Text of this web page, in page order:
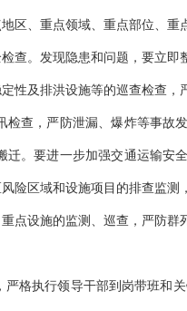
区、重点领域、重点部位、
查。发现隐患和问题，要立
性及排洪设施等的巡查检查
查，严防泄漏、爆炸等事故
。要进一步加强交通运输安
险区域和设施项目的排查监
点设施的监测、巡查，严防
严格执行领导干部到岗带班和